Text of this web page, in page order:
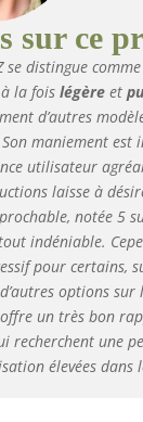
sur ce
se distingue
la fois légèreet
d’autres
maniement est
utilisateur
laisse à
notée 5
indéniable.
pour certains,
options sur
un très bon
recherchent une
élevées dans